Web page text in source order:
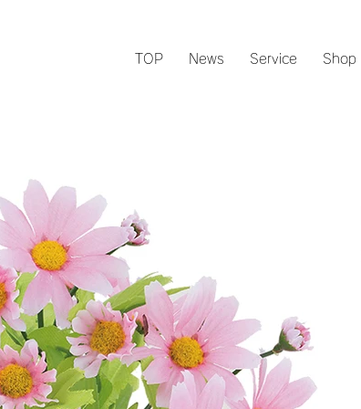
TOP News Service Shop